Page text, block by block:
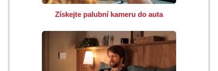
Získejte palubní kameru do auta